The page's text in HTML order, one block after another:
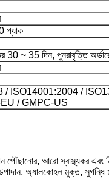
প্যাক
30 ~ 35 দিন, পুনরাবৃত্তি
/ ISO14001:2004 /
/ GMPC-US
আরো স্বাস্থ্যকর এবং
অ্যালকোহল মুক্ত,